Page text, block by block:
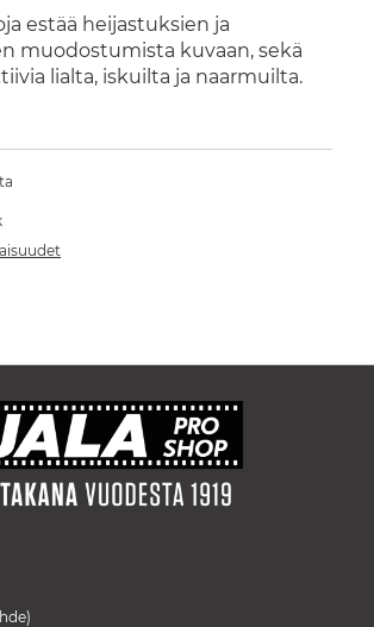
estää heijastuksien ja
muodostumista kuvaan, sekä
lialta, iskuilta ja naarmuilta.